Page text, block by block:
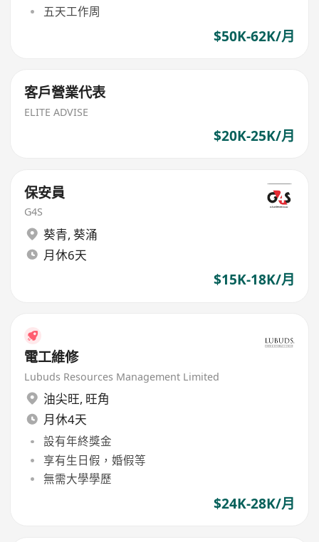
五天工作周
$50K-62K/月
客戶營業代表
ELITE ADVISE
$20K-25K/月
保安員
G4S
葵青, 葵涌
月休6天
$15K-18K/月
電工維修
Lubuds Resources Management Limited
油尖旺, 旺角
月休4天
設有年終獎金
享有生日假，婚假等
無需大學學歷
$24K-28K/月